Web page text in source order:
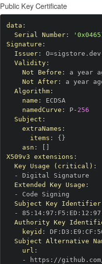
Public Key Certificate
data :
Serial Number:
Signature :
Issuer: O=sigstore.dev
Validity:
Not Before : a year
Not After: a year
Algorithm:
name :
namedCurve : P- 256
Subject :
extraNames :
items : { }
asn :
X509v3 extensions :
Key Usage (critical) :
-
Extended Key Usage :
-
Subject Key Identifier
-
85 : 14: 97 : F5 : ED : 12 : 97
Authority Key
keyid : DF : D3 : E9 : CF :
Subject Alternative
url :
-
https : //